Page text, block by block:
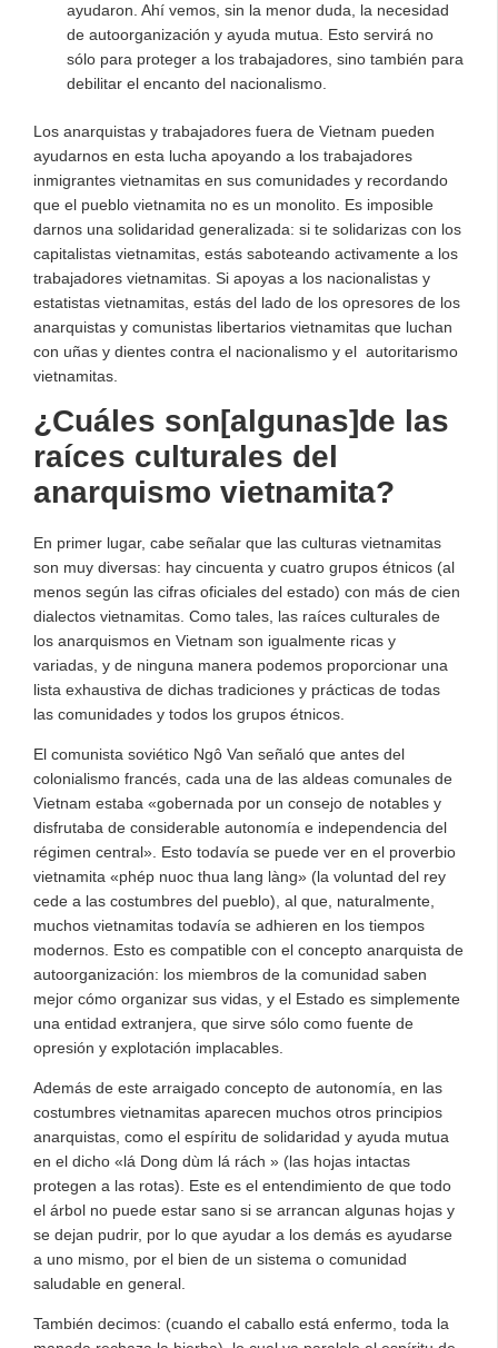
ayudaron. Ahí vemos, sin la menor duda, la necesidad
de autoorganización y ayuda mutua. Esto servirá no
sólo para proteger a los trabajadores, sino también para
debilitar el encanto del nacionalismo.
Los anarquistas y trabajadores fuera de Vietnam pueden
ayudarnos en esta lucha apoyando a los trabajadores
inmigrantes vietnamitas en sus comunidades y recordando
que el pueblo vietnamita no es un monolito. Es imposible
darnos una solidaridad generalizada: si te solidarizas con los
capitalistas vietnamitas, estás saboteando activamente a los
trabajadores vietnamitas. Si apoyas a los nacionalistas y
estatistas vietnamitas, estás del lado de los opresores de los
anarquistas y comunistas libertarios vietnamitas que luchan
con uñas y dientes contra el nacionalismo y el autoritarismo
vietnamitas.
¿Cuáles son[algunas]de las
raíces culturales del
anarquismo vietnamita?
En primer lugar, cabe señalar que las culturas vietnamitas
son muy diversas: hay cincuenta y cuatro grupos étnicos (al
menos según las cifras oficiales del estado) con más de cien
dialectos vietnamitas. Como tales, las raíces culturales de
los anarquismos en Vietnam son igualmente ricas y
variadas, y de ninguna manera podemos proporcionar una
lista exhaustiva de dichas tradiciones y prácticas de todas
las comunidades y todos los grupos étnicos.
El comunista soviético Ngô Van señaló que antes del
colonialismo francés, cada una de las aldeas comunales de
Vietnam estaba «gobernada por un consejo de notables y
disfrutaba de considerable autonomía e independencia del
régimen central». Esto todavía se puede ver en el proverbio
vietnamita «phép nuoc thua lang làng» (la voluntad del rey
cede a las costumbres del pueblo), al que, naturalmente,
muchos vietnamitas todavía se adhieren en los tiempos
modernos. Esto es compatible con el concepto anarquista de
autoorganización: los miembros de la comunidad saben
mejor cómo organizar sus vidas, y el Estado es simplemente
una entidad extranjera, que sirve sólo como fuente de
opresión y explotación implacables.
Además de este arraigado concepto de autonomía, en las
costumbres vietnamitas aparecen muchos otros principios
anarquistas, como el espíritu de solidaridad y ayuda mutua
en el dicho «lá Dong dùm lá rách » (las hojas intactas
protegen a las rotas). Este es el entendimiento de que todo
el árbol no puede estar sano si se arrancan algunas hojas y
se dejan pudrir, por lo que ayudar a los demás es ayudarse
a uno mismo, por el bien de un sistema o comunidad
saludable en general.
También decimos: (cuando el caballo está enfermo, toda la